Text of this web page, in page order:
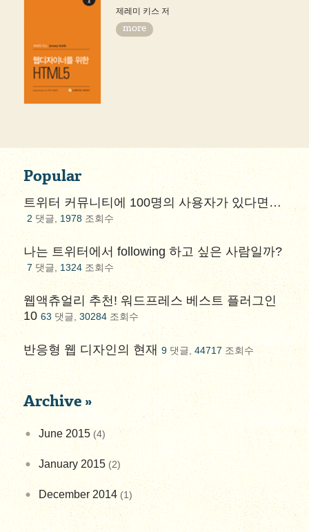
제레미 키스 저
more
Popular
트위터 커뮤니티에 100명의 사용자가 있다면…
2 댓글, 1978 조회수
나는 트위터에서 following 하고 싶은 사람일까?
7댓글, 1324조회수
웹액츄얼리 추천! 워드프레스 베스트 플러그인
10 63댓글, 30284조회수
반응형 웹 디자인의 현재 9댓글, 44717 조회수
Archive »
June 2015(4)
January 2015(2)
December 2014(1)